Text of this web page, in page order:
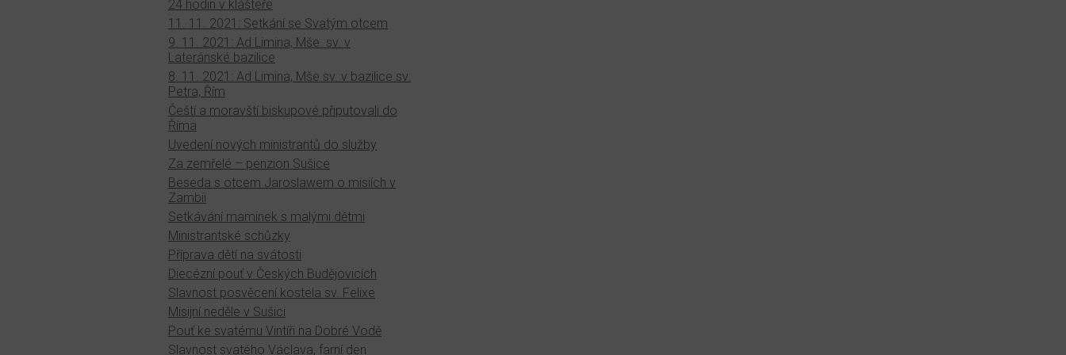
24 hodin v klášteře
11. 11. 2021: Setkání se Svatým otcem
9. 11. 2021: Ad Limina, Mše. sv. v
Lateránské bazilice
8. 11. 2021: Ad Limina, Mše sv. v bazilice sv.
Petra, Řím
Čeští a moravští biskupové připutovali do
Říma
Uvedení nových ministrantů do služby
Za zemřelé – penzion Sušice
Beseda s otcem Jaroslawem o misiích v
Zambii
Setkávání maminek s malými dětmi
Ministrantské schůzky
Příprava dětí na svátosti
Diecézní pouť v Českých Budějovicích
Slavnost posvěcení kostela sv. Felixe
Misijní neděle v Sušici
Pouť ke svatému Vintíři na Dobré Vodě
Slavnost svatého Václava, farní den